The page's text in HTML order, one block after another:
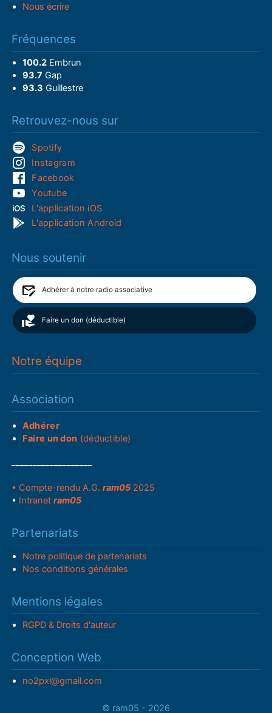
Nous écrire
Fréquences
100.2Embrun
93.7 Gap
93.3 Guillestre
Retrouvez-nous sur
Spotify
Instagram
Facebook
Youtube
L'application iOS
L'application Android
Nous soutenir
Adhérer à notre radio associative
Faire un don (déductible)
Notre équipe
Association
Adhérer
Faire un don (déductible)
• Compte-rendu A.G.ram05 2025
• Intranetram05
Partenariats
Notre politique de partenariats
Nos conditions générales
Mentions légales
RGPD & Droits d'auteur
Conception Web
no2pxl@gmail.com
© ram05 - 2026